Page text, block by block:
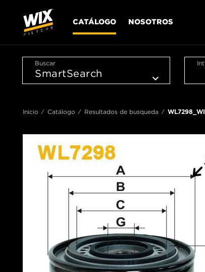
CATÁLOGO NOSOTROS
Buscar
Inicio Catálogo Resultados de busqueda